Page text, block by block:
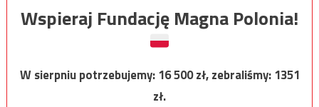
Wspieraj Fundację Magna Polonia!
W sierpniu potrzebujemy:16 500zł, zebraliśmy:1351
zł.